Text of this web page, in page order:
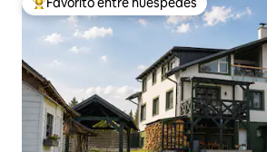
Favorito entre huéspedes preferido